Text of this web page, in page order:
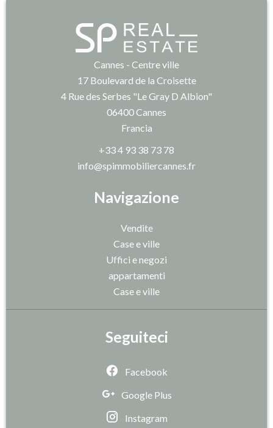
Navigazione
Vendite
Case e ville
Uffici e negozi
appartamenti
Case e ville
Cannes - Centre ville
17 Boulevard de la Croisette
4 Rue des Serbes "Le Gray D Albion"
06400Cannes
Francia
+33 4 93 38 73 78
info@spimmobiliercannes.fr
Seguiteci
Facebook
Google Plus
Instagram